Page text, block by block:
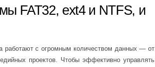
FAT32, ext4 и NTFS, и
работают с огромным количеством данных — от
проектов. Чтобы эффективно управлять